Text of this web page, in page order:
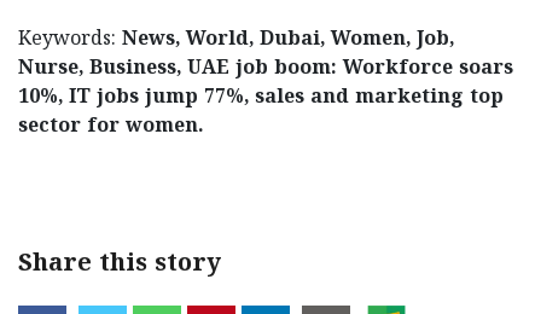
Keywords: News, World, Dubai, Women, Job,
Nurse, Business, UAE job boom: Workforce soars
10%, IT jobs jump 77%, sales and marketing top
sector for women.
Share this story